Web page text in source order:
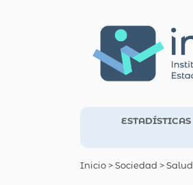
ESTADÍSTICAS
Inicio > Sociedad >Salud